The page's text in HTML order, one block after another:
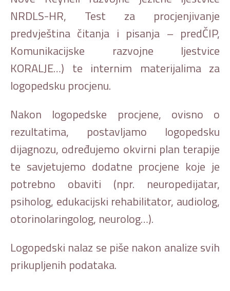
NRDLS-HR, Test za procjenjivanje
predvještina čitanja i pisanja – predČIP,
Komunikacijske razvojne ljestvice
KORALJE…) te internim materijalima za
logopedsku procjenu.
Nakon logopedske procjene, ovisno o
rezultatima, postavljamo logopedsku
dijagnozu, određujemo okvirni plan terapije
te savjetujemo dodatne procjene koje je
potrebno obaviti (npr. neuropedijatar,
psiholog, edukacijski rehabilitator, audiolog,
otorinolaringolog, neurolog…).
Logopedski nalaz se piše nakon analize svih
prikupljenih podataka.